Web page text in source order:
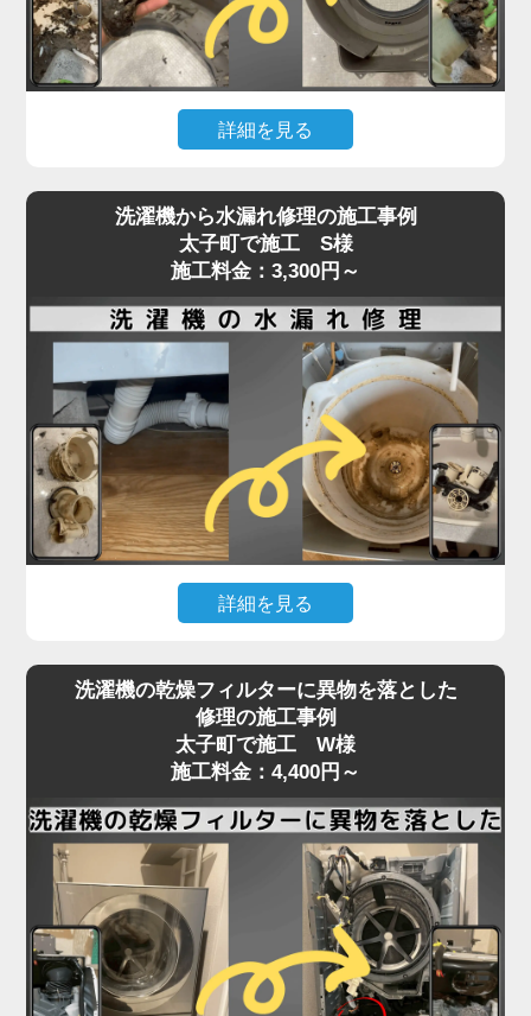
「家電の達人」では、こうしたトラブルに対して、
ベルトの張りや摩耗状態、モーターの動作チェック
を含めた点検を行い、必要に応じて交換・調整を実
特に縦型・ドラム式で構造が異なるため、経験豊富
音や回転不良は初期段階での対応が肝心。
放置すればさらなる部品破損にもつながるため、気
になる症状があればお早めにご相談ください。
詳細を見る
った症状は、内部や排水口の詰まりが原因で発生す
ることがよくあります。
特に多いのが、洗濯槽の奥にある「脱水受けカバ
ー」に汚れが蓄積し、排水の流れを妨げているケー
スです。
このカバーにはホコリや髪の毛、洗剤カスが溜まり
やすく、目詰まりすると排水エラーや脱水不良を引
き起こします。
また、排水ホースやトラップ内にも異物が詰まって
いることが多く、こうしたトラブルは分解しないと
確認・清掃ができません。
「家電の達人」では、洗濯機の脱水受けカバーや排
水口周辺の分解清掃を行い、排水経路をスムーズに
詰まりがひどい場合は、床下の排水管の点検・洗浄
にも対応可能。市販洗剤では解決できない深部の汚
れも、プロの技術でしっかり取り除きます。
排水の流れが悪い、エラーが頻発するなどの症状が
あれば、お早めにご相談ください。
洗濯機から水漏れ修理の施工事例
太子町で施工 S様
施工料金：3,300円～
詳細を見る
どの「水漏れ」は、放置すると床材の腐食や階下へ
の漏水被害にもつながる深刻なトラブルです。
原因はさまざまで、排水ホースの破損や接続不良、
洗濯槽内部のひび割れやゴムパッキンの劣化、さら
には排水弁や給水バルブの不具合など、目視では特
定しづらいケースが多くあります。
特に、ホースや継ぎ目部分の劣化は経年劣化による
もので、設置から5〜10年が経過した機種ではよく
見られる症状です。
洗濯機の乾燥フィルターに異物を落とした
修理の施工事例
太子町で施工 W様
施工料金：4,400円～